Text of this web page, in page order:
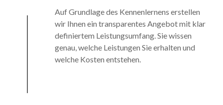
Auf Grundlage des Kennenlernens erstellen
wir Ihnen ein transparentes Angebot mit klar
definiertem Leistungsumfang. Sie wissen
genau, welche Leistungen Sie erhalten und
welche Kosten entstehen.